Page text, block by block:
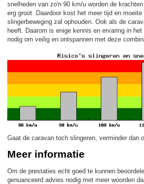
snelheden van zo'n 90 km/u worden de
erg groot. Daardoor kost het meer tijd en
slingerbeweging zal ophouden. Ook als de
heeft. Daarom is enige kennis en ervaring in
nodig om veilig en ontspannen met deze
Gaat de caravan toch slingeren, verminder dan
Meer informatie
Om de prestaties echt goed te kunnen
genuanceerd advies nodig met meer woorden